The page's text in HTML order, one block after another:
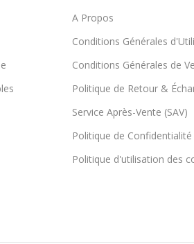
A Propos
Conditions Générales
Conditions Générales de
Politique de Retour &
Service Après-Vente (SAV)
Politique de Confidentialité
Politique d'utilisation des